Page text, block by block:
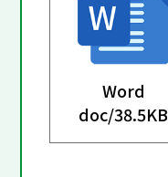
Word
doc/38.5KB